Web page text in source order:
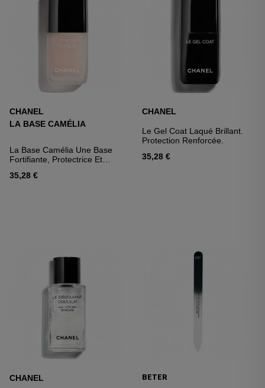
CHANEL
LA BASE CAMÉLIA
La Base Camélia Une Base
Fortifiante, Protectrice Et
35,28 €
CHANEL
Le Gel Coat Laqué Brillant.
Protection Renforcée.
35,28 €
CHANEL
BETER